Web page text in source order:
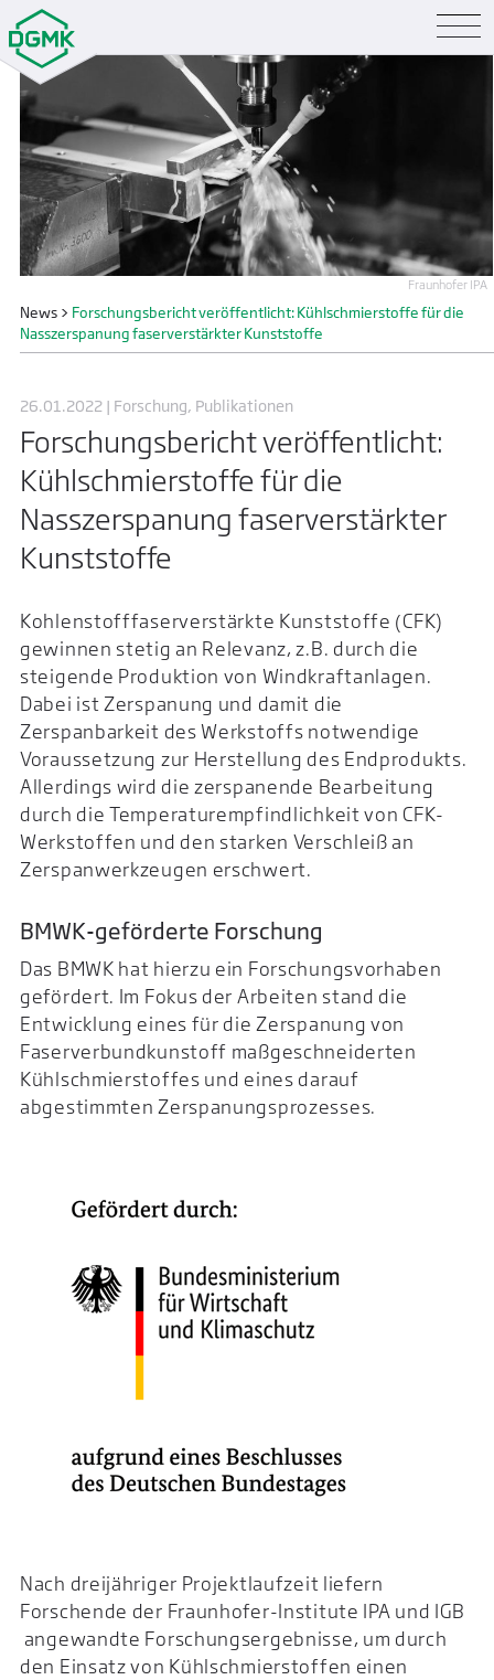
Fraunhofer IPA
News> Forschungsbericht veröffentlicht: Kühlschmierstoffe für die
Nasszerspanung faserverstärkter Kunststoffe
26.01.2022 | Forschung, Publikationen
Forschungsbericht veröffentlicht:
Kühlschmierstoffe für die
Nasszerspanung faserverstärkter
Kunststoffe
Kohlenstofffaserverstärkte Kunststoffe (CFK)
gewinnen stetig an Relevanz, z.B. durch die
steigende Produktion von Windkraftanlagen.
Dabei ist Zerspanung und damit die
Zerspanbarkeit des Werkstoffs notwendige
Voraussetzung zur Herstellung des Endprodukts.
Allerdings wird die zerspanende Bearbeitung
durch die Temperaturempfindlichkeit von CFK-
Werkstoffen und den starken Verschleiß an
Zerspanwerkzeugen erschwert.
BMWK-geförderte Forschung
Das BMWK hat hierzu ein Forschungsvorhaben
gefördert. Im Fokus der Arbeiten stand die
Entwicklung eines für die Zerspanung von
Faserverbundkunstoff maßgeschneiderten
Kühlschmierstoffes und eines darauf
abgestimmten Zerspanungsprozesses.
Nach dreijähriger Projektlaufzeit liefern
Forschende der Fraunhofer-Institute IPA und IGB
angewandte Forschungsergebnisse, um durch
den Einsatz von Kühlschmierstoffen einen